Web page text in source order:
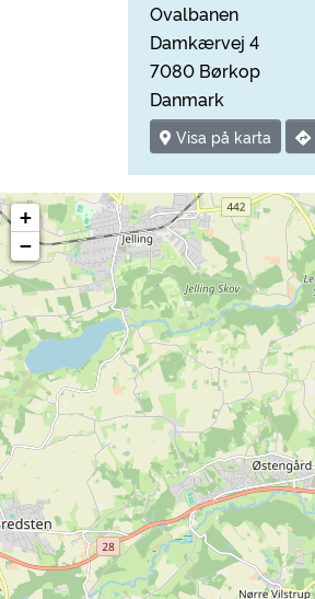
Ovalbanen
Damkærvej 4
7080 Børkop
Danmark
Visa på karta
+
−